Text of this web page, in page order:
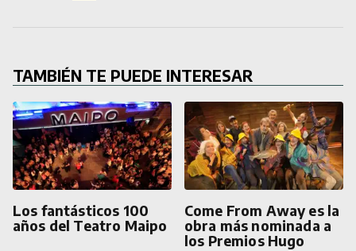
TAMBIÉN TE PUEDE INTERESAR
Los fantásticos 100
años del Teatro Maipo
Come From Away es la
obra más nominada a
los Premios Hugo